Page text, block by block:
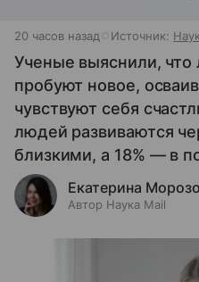
20 часов назад Источник:
Ученые выяснили,
пробуют новое,
чувствуют себя
людей развиваются
близкими, а 18% — в
Екатерина
Автор Наука Mail